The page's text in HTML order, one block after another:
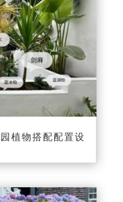
植物搭配配置设